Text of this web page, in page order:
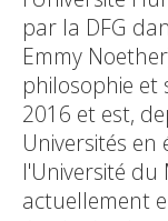
par la DFG
Emmy
philosophie et
2016 et est,
Universités
l'Université du
actuellement